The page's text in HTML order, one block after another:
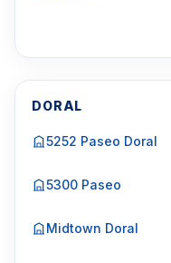
DORAL
5252 Paseo Doral
5300 Paseo
Midtown Doral